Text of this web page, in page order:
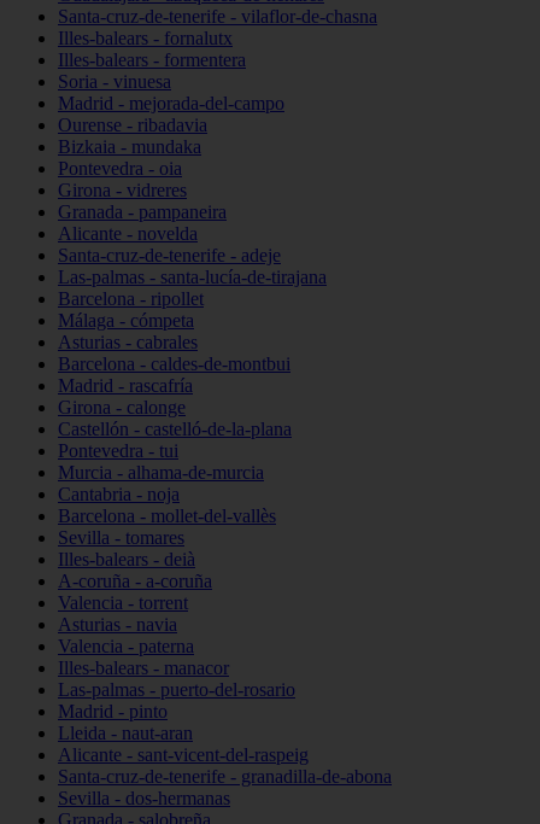
Santa-cruz-de-tenerife - vilaflor-de-chasna
Illes-balears - fornalutx
Illes-balears - formentera
Soria - vinuesa
Madrid - mejorada-del-campo
Ourense - ribadavia
Bizkaia - mundaka
Pontevedra - oia
Girona - vidreres
Granada - pampaneira
Alicante - novelda
Santa-cruz-de-tenerife - adeje
Las-palmas - santa-lucía-de-tirajana
Barcelona - ripollet
Málaga - cómpeta
Asturias - cabrales
Barcelona - caldes-de-montbui
Madrid - rascafría
Girona - calonge
Castellón - castelló-de-la-plana
Pontevedra - tui
Murcia - alhama-de-murcia
Cantabria - noja
Barcelona - mollet-del-vallès
Sevilla - tomares
Illes-balears - deià
A-coruña - a-coruña
Valencia - torrent
Asturias - navia
Valencia - paterna
Illes-balears - manacor
Las-palmas - puerto-del-rosario
Madrid - pinto
Lleida - naut-aran
Alicante - sant-vicent-del-raspeig
Santa-cruz-de-tenerife - granadilla-de-abona
Sevilla - dos-hermanas
Granada - salobreña